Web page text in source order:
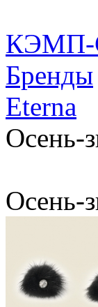
КЭМП-
Бренды
Eterna
Осень-
Осень-